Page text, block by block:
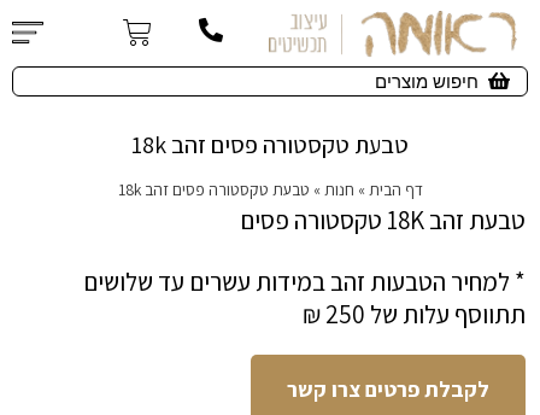
טבעת טקסטורה פסים זהב 18k
דף הבית » חנות » טבעת טקסטורה פסים זהב 18k
טבעת זהב 18K טקסטורה פסים
* למחיר הטבעות זהב במידות עשרים עד שלושים
תתווסף עלות של 250 ₪
לקבלת פרטים צרו קשר